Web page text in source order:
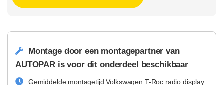
Montage door een montagepartner van
AUTOPAR is voor dit onderdeel beschikbaar
Gemiddelde montagetijd Volkswagen T-Roc radio display